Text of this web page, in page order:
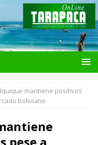
mantiene positivos
boliviano